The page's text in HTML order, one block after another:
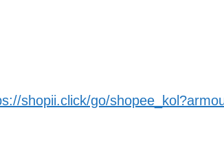
shopii.click/go/